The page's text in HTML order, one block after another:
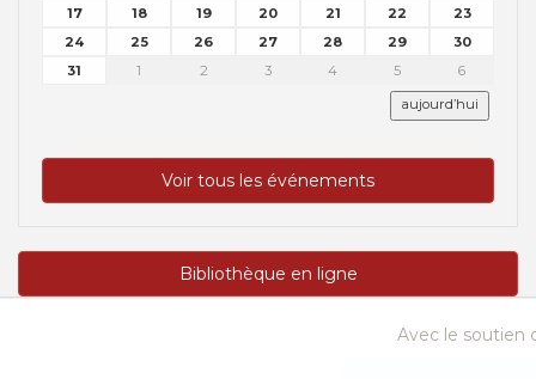
17
18 19 20 21 22
23
24
25 26 27 28 29
30
31
1 2 3 4 5 6
aujourd’hui
Voir tous les événements
Bibliothèque en ligne
Avec le soutien